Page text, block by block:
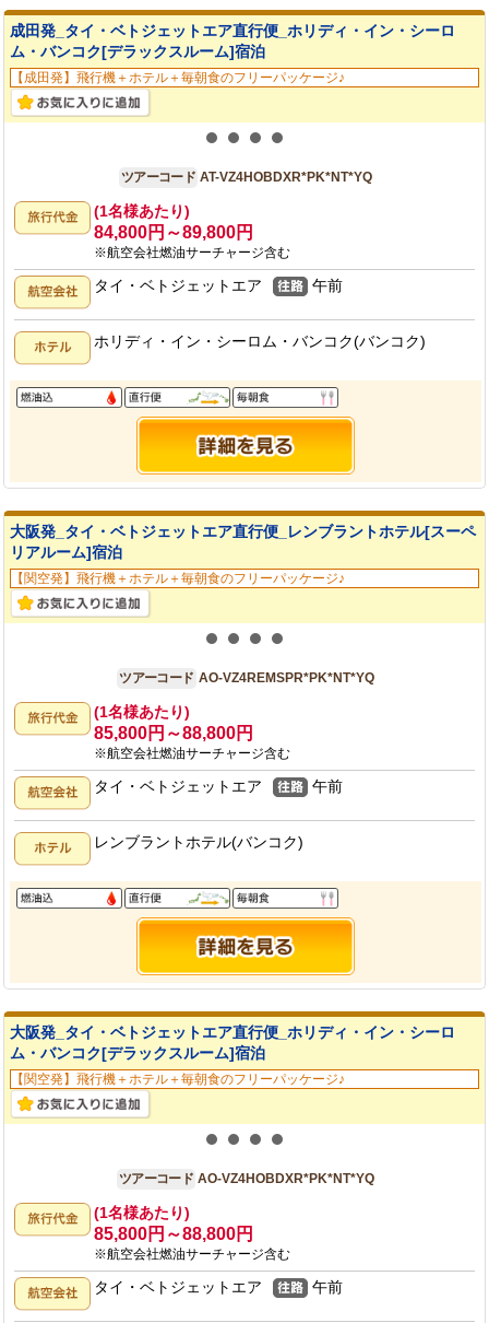
成田発_タイ・ベトジェットエア直行便_ホリディ・イン・シーロ
ム・バンコク[デラックスルーム]宿泊
【成田発】飛行機＋ホテル＋毎朝食のフリーパッケージ♪
ツアーコード AT-VZ4HOBDXR*PK*NT*YQ
(1名様あたり)
84,800円～89,800円
※航空会社燃油サーチャージ含む
タイ・ベトジェットエア 午前
ホリディ・イン・シーロム・バンコク(バンコク)
大阪発_タイ・ベトジェットエア直行便_レンブラントホテル[スーペ
リアルーム]宿泊
【関空発】飛行機＋ホテル＋毎朝食のフリーパッケージ♪
ツアーコード AO-VZ4REMSPR*PK*NT*YQ
(1名様あたり)
85,800円～88,800円
※航空会社燃油サーチャージ含む
タイ・ベトジェットエア 午前
レンブラントホテル(バンコク)
大阪発_タイ・ベトジェットエア直行便_ホリディ・イン・シーロ
ム・バンコク[デラックスルーム]宿泊
【関空発】飛行機＋ホテル＋毎朝食のフリーパッケージ♪
ツアーコード AO-VZ4HOBDXR*PK*NT*YQ
(1名様あたり)
85,800円～88,800円
※航空会社燃油サーチャージ含む
タイ・ベトジェットエア 午前